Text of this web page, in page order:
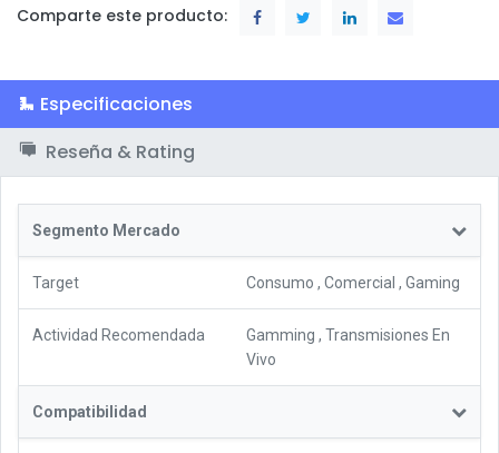
Comparte este producto:
Especificaciones
Reseña & Rating
Segmento Mercado
Target Consumo , Comercial , Gaming
Actividad Recomendada Gamming , Transmisiones En
Vivo
Compatibilidad